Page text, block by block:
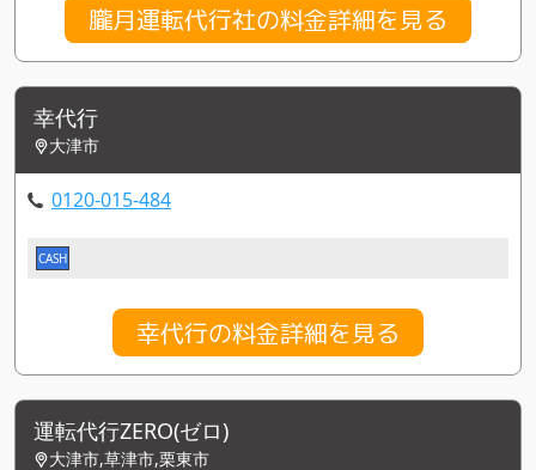
朧月運転代行社の料金詳細を見る
幸代行
大津市
0120-015-484
CASH
幸代行の料金詳細を見る
運転代行ZERO(ゼロ)
大津市,草津市,栗東市